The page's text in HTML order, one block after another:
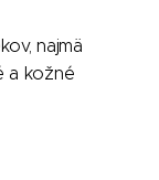
najmä
a kožné